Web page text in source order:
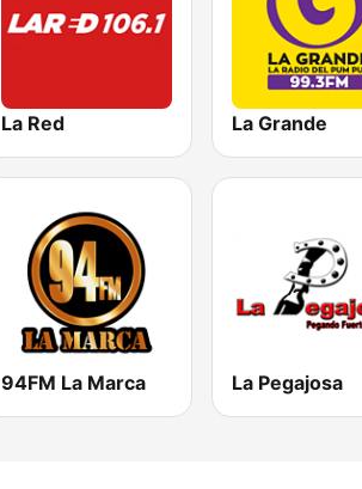
La Red La Grande
94FM La Marca La Pegajosa